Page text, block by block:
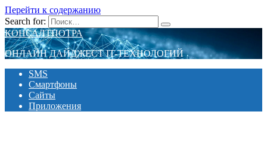
Перейти к содержанию
Search for:
КОНСАЛТПОТРА
ОНЛАЙН ДАЙДЖЕСТ IT-ТЕХНОЛОГИЙ
SMS
Смартфоны
Сайты
Приложения